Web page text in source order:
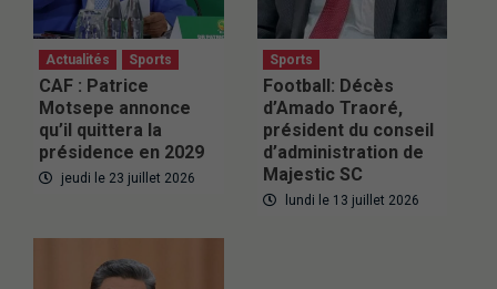
Actualités Sports
CAF : Patrice
Motsepe annonce
qu’il quittera la
présidence en 2029
jeudi le 23 juillet 2026
Sports
Football: Décès
d’Amado Traoré,
président du conseil
d’administration de
Majestic SC
lundi le 13 juillet 2026